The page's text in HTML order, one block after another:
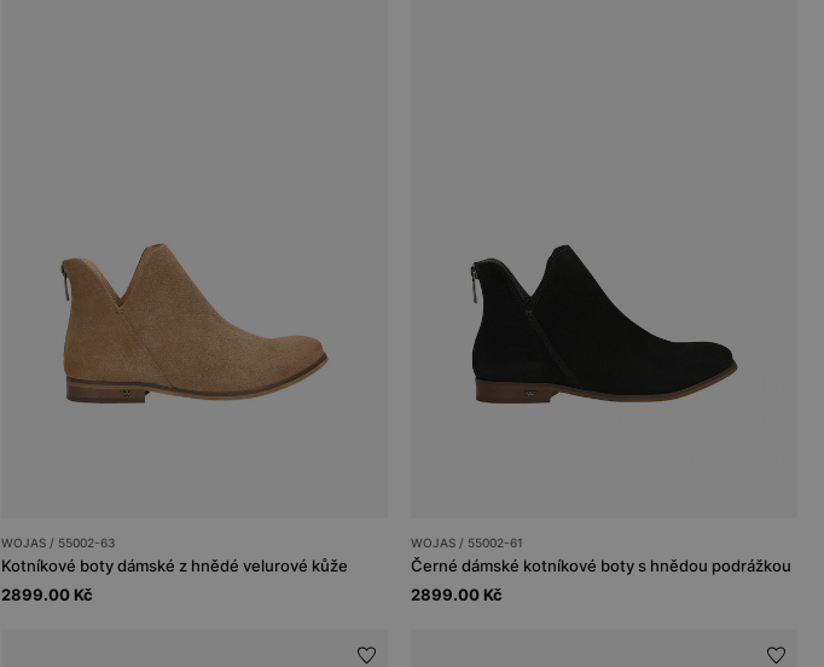
WOJAS / 55002-63
Kotníkové boty dámské z hnědé velurové kůže
2899.00 Kč
WOJAS / 55002-61
Černé dámské kotníkové boty s hnědou podrážkou
2899.00 Kč